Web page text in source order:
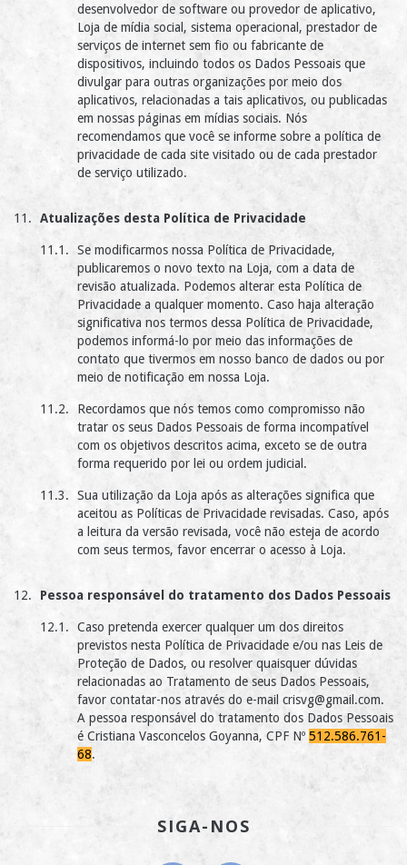
desenvolvedor de software ou provedor de aplicativo,
Loja de mídia social, sistema operacional, prestador de
serviços de internet sem fio ou fabricante de
dispositivos, incluindo todos os Dados Pessoais que
divulgar para outras organizações por meio dos
aplicativos, relacionadas a tais aplicativos, ou publicadas
em nossas páginas em mídias sociais. Nós
recomendamos que você se informe sobre a política de
privacidade de cada site visitado ou de cada prestador
de serviço utilizado.
Atualizações desta Política de Privacidade
Se modificarmos nossa Política de Privacidade,
publicaremos o novo texto na Loja, com a data de
revisão atualizada. Podemos alterar esta Política de
Privacidade a qualquer momento. Caso haja alteração
significativa nos termos dessa Política de Privacidade,
podemos informá-lo por meio das informações de
contato que tivermos em nosso banco de dados ou por
meio de notificação em nossa Loja.
Recordamos que nós temos como compromisso não
tratar os seus Dados Pessoais de forma incompatível
com os objetivos descritos acima, exceto se de outra
forma requerido por lei ou ordem judicial.
Sua utilização da Loja após as alterações significa que
aceitou as Políticas de Privacidade revisadas. Caso, após
a leitura da versão revisada, você não esteja de acordo
com seus termos, favor encerrar o acesso à Loja.
Pessoa responsável do tratamento dos Dados Pessoais
Caso pretenda exercer qualquer um dos direitos
previstos nesta Política de Privacidade e/ou nas Leis de
Proteção de Dados, ou resolver quaisquer dúvidas
relacionadas ao Tratamento de seus Dados Pessoais,
favor contatar-nos através do e-mail crisvg@gmail.com.
A pessoa responsável do tratamento dos Dados Pessoais
é Cristiana Vasconcelos Goyanna, CPF Nº 512.586.761-
68.
SIGA-NOS